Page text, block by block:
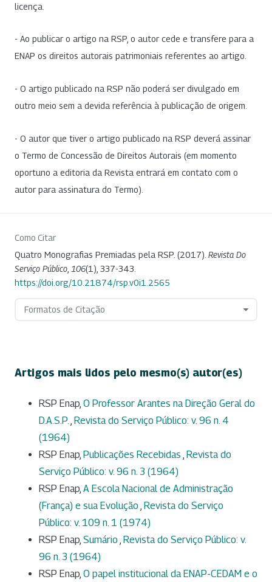
licença.
- Ao publicar o artigo na RSP, o autor cede e transfere para a
ENAP os direitos autorais patrimoniais referentes ao artigo.
- O artigo publicado na RSP não poderá ser divulgado em
outro meio sem a devida referência à publicação de origem.
- O autor que tiver o artigo publicado na RSP deverá assinar
o Termo de Concessão de Direitos Autorais (em momento
oportuno a editoria da Revista entrará em contato com o
autor para assinatura do Termo).
Como Citar
Quatro Monografias Premiadas pela RSP. (2017). Revista Do
Serviço Público 106(1), 337-343.
https://doi.org/10.21874/rsp.v0i1.2565
Formatos de Citação
Artigos mais lidos pelo mesmo(s) autor(es)
RSP Enap, O Professor Arantes na Direção Geral do
D.A.S.P., Revista do Serviço Público: v. 96 n. 4
(1964)
RSP Enap, Publicações Recebidas , Revista do
Serviço Público: v. 96 n. 3 (1964)
RSP Enap, A Escola Nacional de Administração
(França) e sua Evolução , Revista do Serviço
Público: v. 109 n. 1 (1974)
RSP Enap, Sumário , Revista do Serviço Público: v.
96 n. 3 (1964)
RSP Enap, O papel institucional da ENAP-CEDAM e o